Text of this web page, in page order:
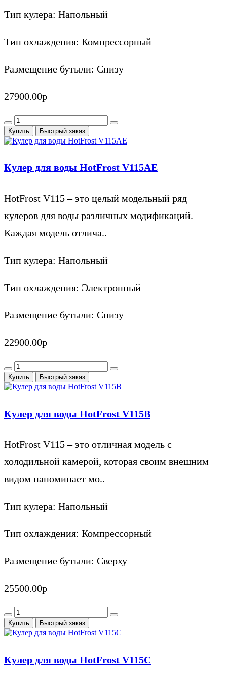
Тип кулера: Напольный
Тип охлаждения: Компрессорный
Размещение бутыли: Снизу
27900.00р
Купить Быстрый заказ
Кулер для воды HotFrost V115AE
HotFrost V115 – это целый модельный ряд
кулеров для воды различных модификаций.
Каждая модель отлича..
Тип кулера: Напольный
Тип охлаждения: Электронный
Размещение бутыли: Снизу
22900.00р
Купить Быстрый заказ
Кулер для воды HotFrost V115B
HotFrost V115 – это отличная модель с
холодильной камерой, которая своим внешним
видом напоминает мо..
Тип кулера: Напольный
Тип охлаждения: Компрессорный
Размещение бутыли: Сверху
25500.00р
Купить Быстрый заказ
Кулер для воды HotFrost V115C